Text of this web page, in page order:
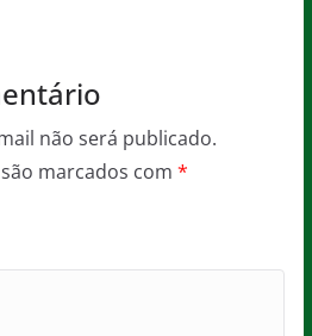
não será publicado.
marcados com *